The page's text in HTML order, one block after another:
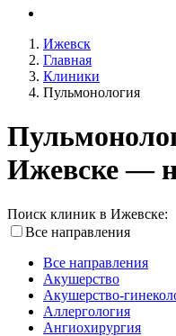
Ижевск
Главная
Клиники
Пульмонология
Ижевске —
Поиск клиник в Ижевске:
Все направления
Все направления
Акушерство
Акушерство-
Аллергология
Ангиохирургия